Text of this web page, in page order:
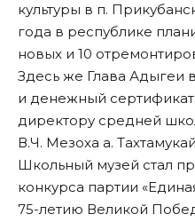
культуры в п.
года в республике
новых и 10
Здесь же Глава Адыгеи
и денежный
директору средней
В.Ч. Мезоха а.
Школьный музей стал
конкурса партии
75-летию Великой